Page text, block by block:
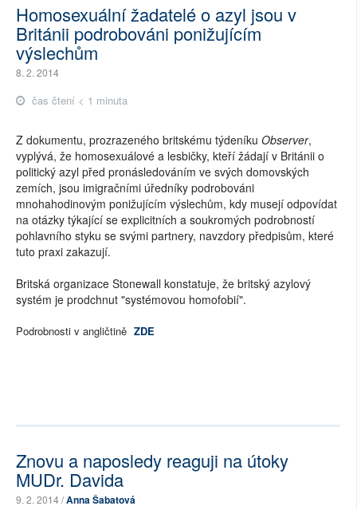
Homosexuální žadatelé o azyl jsou v
Británii podrobováni ponižujícím
výslechům
8. 2. 2014
čas čtení < 1 minuta
Z dokumentu, prozrazeného britskému týdeníku Observer,
vyplývá, že homosexuálové a lesbičky, kteří žádají v Británii o
politický azyl před pronásledováním ve svých domovských
zemích, jsou imigračními úředníky podrobováni
mnohahodinovým ponižujícím výslechům, kdy musejí odpovídat
na otázky týkající se explicitních a soukromých podrobností
pohlavního styku se svými partnery, navzdory předpisům, které
tuto praxi zakazují.
Britská organizace Stonewall konstatuje, že britský azylový
systém je prodchnut "systémovou homofobií".
Podrobnosti v angličtině ZDE
Znovu a naposledy reaguji na útoky
MUDr. Davida
9. 2. 2014 /Anna Šabatová